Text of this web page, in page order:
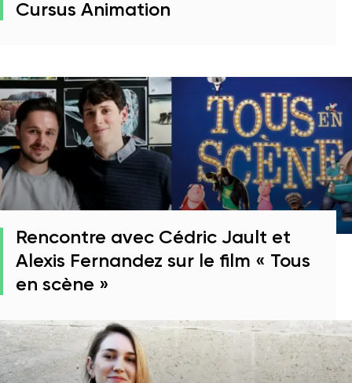
Cursus Animation
Rencontre avec Cédric Jault et
Alexis Fernandez sur le film « Tous
en scène »